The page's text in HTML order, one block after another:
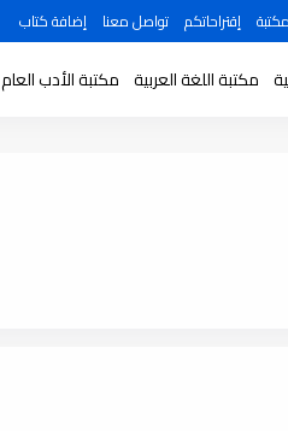
إقتراحاتكم تواصل معنا إضافة كتاب
مكتبة اللغة العربية مكتبة الأدب العام